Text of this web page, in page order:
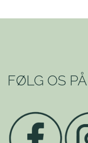
FØLG OS PÅ